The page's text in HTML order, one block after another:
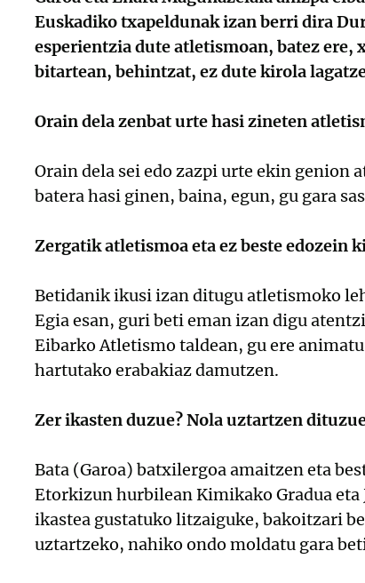
Euskadiko txapeldunak izan berri dira
esperientzia dute atletismoan, batez
bitartean, behintzat, ez dute kirola
Orain dela zenbat urte hasi zineten
Orain dela sei edo zazpi urte ekin
batera hasi ginen, baina, egun, gu gara
Zergatik atletismoa eta ez beste edozein
Betidanik ikusi izan ditugu atletismoko
Egia esan, guri beti eman izan digu
Eibarko Atletismo taldean, gu ere
hartutako erabakiaz damutzen.
Zer ikasten duzue? Nola uztartzen
Bata (Garoa) batxilergoa amaitzen eta
Etorkizun hurbilean Kimikako Gradua
ikastea gustatuko litzaiguke, bakoitzari
uztartzeko, nahiko ondo moldatu gara